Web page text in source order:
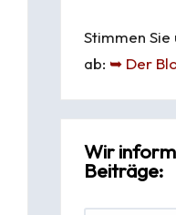
Stimmen
ab: ➥ Der
Wir
Beiträge: